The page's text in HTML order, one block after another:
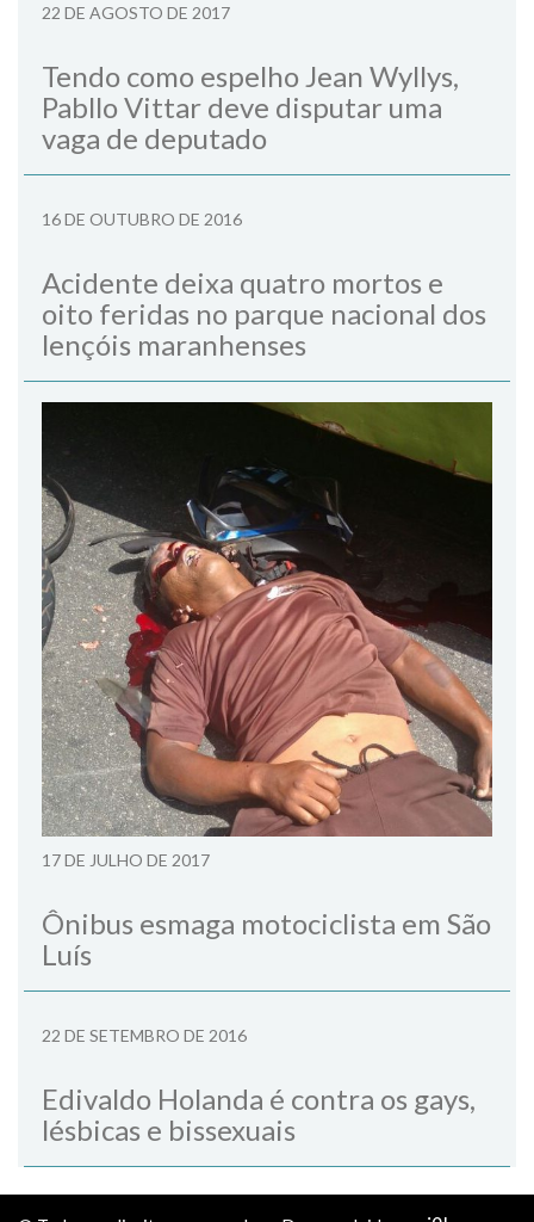
22 DE AGOSTO DE 2017
Tendo como espelho Jean Wyllys,
Pabllo Vittar deve disputar uma
vaga de deputado
16 DE OUTUBRO DE 2016
Acidente deixa quatro mortos e
oito feridas no parque nacional dos
lençóis maranhenses
17 DE JULHO DE 2017
Ônibus esmaga motociclista em São
Luís
22 DE SETEMBRO DE 2016
Edivaldo Holanda é contra os gays,
lésbicas e bissexuais